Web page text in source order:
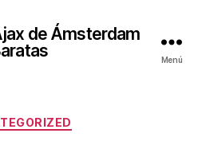
de Ámsterdam
Menú
Categorías